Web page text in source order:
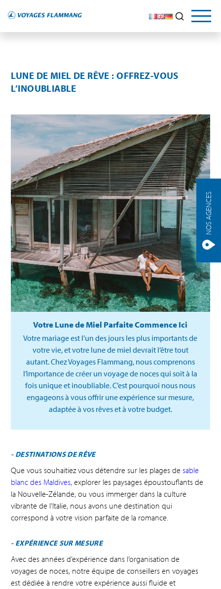
NOS AGENCES
LUNE DE MIEL DE RÊVE : OFFREZ-VOUS
L’INOUBLIABLE
Votre Lune de Miel Parfaite Commence Ici
Votre mariage est l’un des jours les plus importants de
votre vie, et votre lune de miel devrait l’être tout
autant. Chez Voyages Flammang, nous comprenons
l’importance de créer un voyage de noces qui soit à la
fois unique et inoubliable. C’est pourquoi nous nous
engageons à vous offrir une expérience sur mesure,
adaptée à vos rêves et à votre budget.
- DESTINATIONS DE RÊVE
Que vous souhaitiez vous détendre sur les plages de sable
blanc des Maldives, explorer les paysages époustouflants de
la Nouvelle-Zélande, ou vous immerger dans la culture
vibrante de l’Italie, nous avons une destination qui
correspond à votre vision parfaite de la romance.
- EXPÉRIENCE SUR MESURE
Avec des années d’expérience dans l’organisation de
voyages de noces, notre équipe de conseillers en voyages
est dédiée à rendre votre expérience aussi fluide et